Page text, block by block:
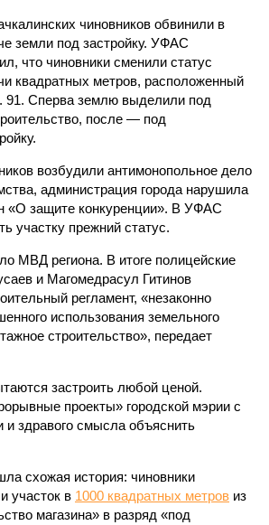
чиновников обвинили в
земли под застройку. УФАС
что чиновники сменили статус
квадратных метров, расположенный
91. Сперва землю выделили под
после — под
возбудили антимонопольное дело
администрация города нарушила
«О защите конкуренции». В УФАС
участку прежний статус.
МВД региона. В итоге полицейские
и Магомедрасул Гитинов
регламент, «незаконно
использования земельного
строительство», передает
застроить любой ценой.
проекты» городской мэрии с
и здравого смысла объяснить
схожая история: чиновники
участок в 1000 квадратных метров из
магазина» в разряд «под